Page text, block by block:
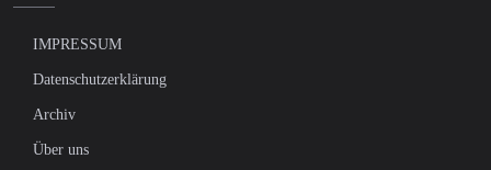
IMPRESSUM
Datenschutzerklärung
Archiv
Über uns